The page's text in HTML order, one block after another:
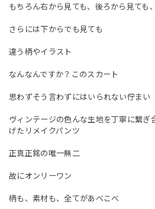
もちろん右から見ても、後ろから見ても、
さらには下からでも見ても
違う柄やイラスト
なんなんですか？このスカート
思わずそう言わずにはいられない佇まい
ヴィンテージの色んな生地を丁寧に繋
げたリメイクパンツ
正真正銘の唯一無二
故にオンリーワン
柄も、素材も、全てがあべこべ